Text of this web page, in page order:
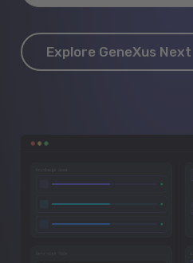
Explore GeneXus Next